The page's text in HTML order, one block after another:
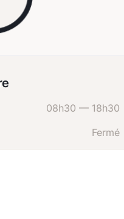
08h30 — 18h30
Fermé